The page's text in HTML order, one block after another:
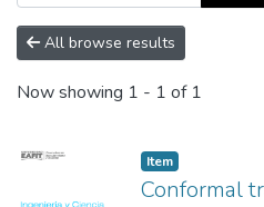
All browse results
Now showing 1 - 1 of 1
Item
Conformal